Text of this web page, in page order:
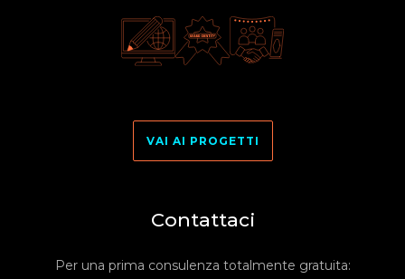
VAI AI PROGETTI
Contattaci
Per una prima consulenza totalmente gratuita: